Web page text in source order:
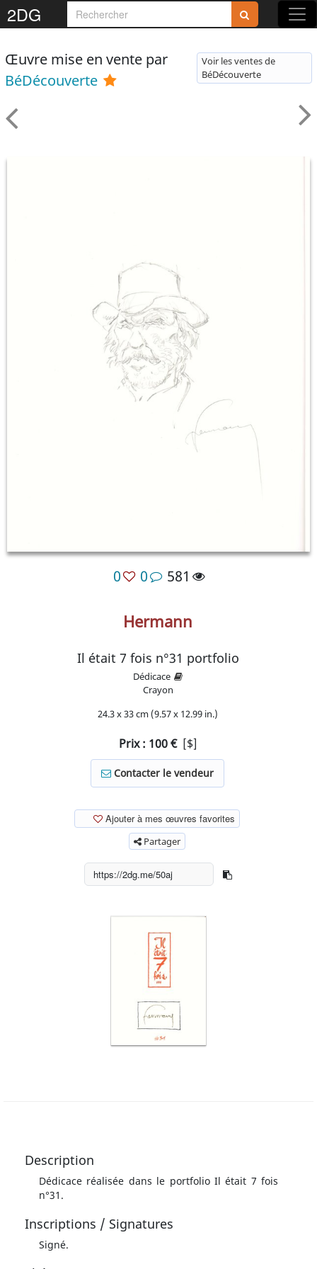
2DG
Œuvre mise en vente par
BéDécouverte
Voir les ventes de
BéDécouverte
0 0 581
Hermann
Il était 7 fois n°31 portfolio
Dédicace
Crayon
24.3 x 33 cm (9.57 x 12.99 in.)
Prix : 100 [$]
Contacter le vendeur
Ajouter à mes œuvres favorites
Partager
Description
Dédicace réalisée dans le portfolio Il était 7 fois
n°31.
Inscriptions / Signatures
Signé.